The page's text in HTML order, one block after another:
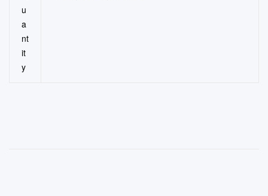
u
a
nt
it
y